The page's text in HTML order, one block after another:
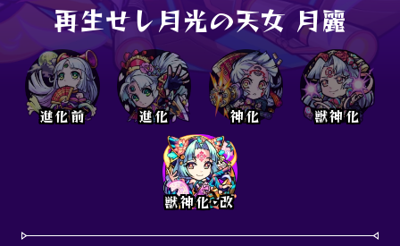
再生せし月光の天女 月麗
進化前 進化 神化 獣神化
獣神化･改